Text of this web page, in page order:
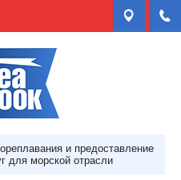
и предоставление
для морской отрасли